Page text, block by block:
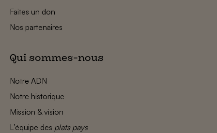
Faites un don
Nos partenaires
Qui sommes-nous
Notre ADN
Notre historique
Mission & vision
L’équipe des plats pays